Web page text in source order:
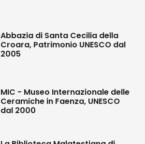
Abbazia di Santa Cecilia della
Croara, Patrimonio UNESCO dal
2005
MIC - Museo Internazionale delle
Ceramiche in Faenza, UNESCO
dal 2000